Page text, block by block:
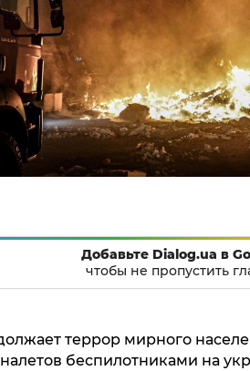
Добавьте Dialog.ua в
чтобы не пропустить
террор мирного
беспилотниками на